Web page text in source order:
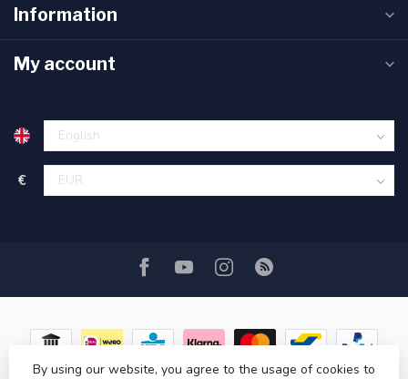
Information
My account
€
By using our website, you agree to the usage of cookies to